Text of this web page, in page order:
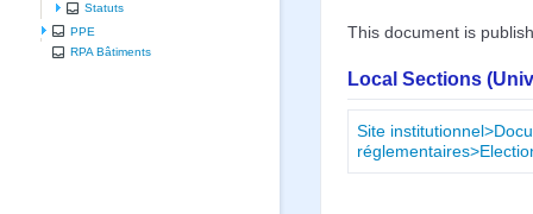
Statuts
PPE
RPA Bâtiments
This document is
Local Sections
Site